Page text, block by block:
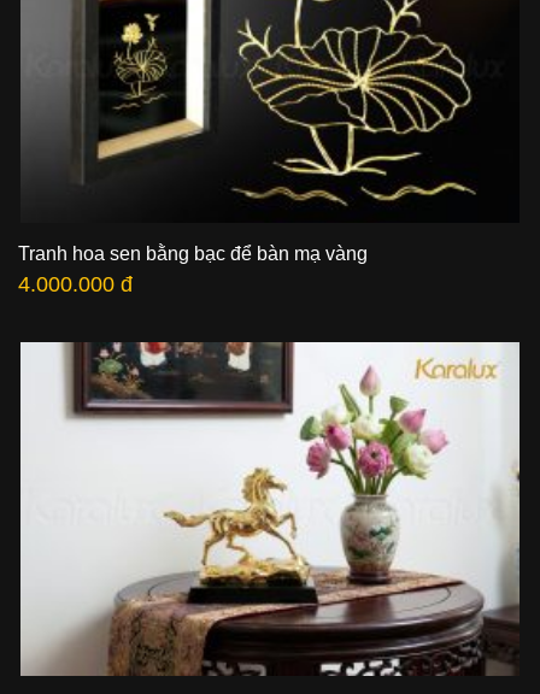
Tranh hoa sen bằng bạc để bàn mạ vàng
4.000.000 đ